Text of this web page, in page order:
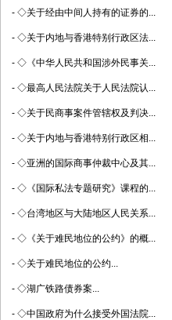
- ◇关于经由中间人持有的证券的...
- ◇关于内地与香港特别行政区法...
- ◇《中华人民共和国涉外民事关...
- ◇最高人民法院关于人民法院认...
- ◇关于民商事案件管辖权及判决...
- ◇关于内地与香港特别行政区相...
- ◇亚洲的国际商事仲裁中心及其...
- ◇《国际私法专题研究》课程的...
- ◇台湾地区与大陆地区人民关系...
- ◇《关于难民地位的公约》的概...
- ◇关于难民地位的公约...
- ◇湖广铁路债券案...
- ◇中国政府为什么接受外国法院...